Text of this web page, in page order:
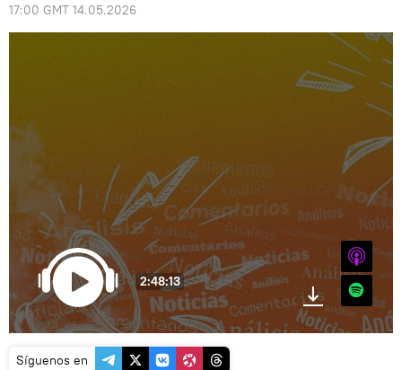
17:00 GMT 14.05.2026
2:48:13
iTunes
Spotify
Síguenos en